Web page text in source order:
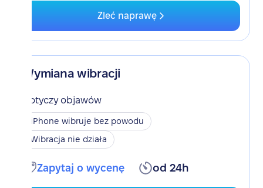
Zleć naprawę
Wymiana wibracji
Dotyczy objawów
iPhone wibruje bez powodu
Wibracja nie działa
Zapytaj o wycenę od 24h